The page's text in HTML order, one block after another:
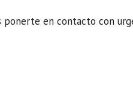
en contacto con